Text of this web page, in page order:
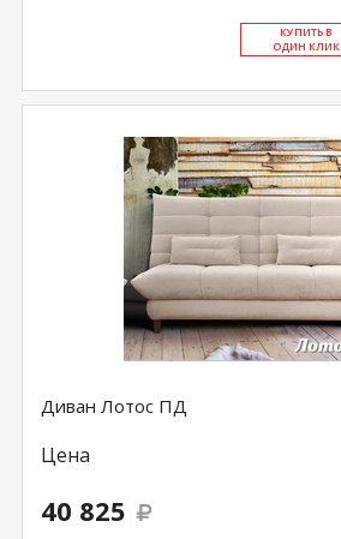
КУ­ПИТЬ В
ОДИН КЛИК
Диван Лотос ПД
Цена
40 825